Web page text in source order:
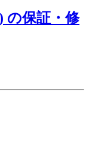
の保証・修